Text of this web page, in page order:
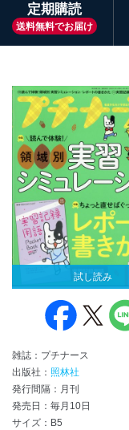
定期購読
送料無料でお届け
試し読み
雑誌：プチナース
出版社： 照林社
発行間隔：月刊
発売日：毎月10日
サイズ：B5